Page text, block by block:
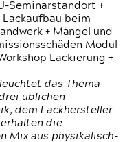
Seminarstandort +
Lackaufbau beim
+ Mängel und
Modul
Lackierung +
das Thema
üblichen
dem Lackhersteller
die
Mix aus physikalisch-